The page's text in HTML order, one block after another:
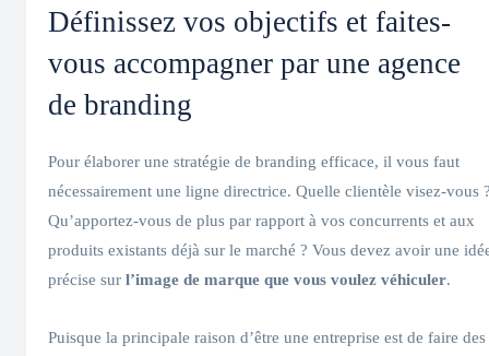
Définissez vos objectifs et faites-
vous accompagner par une agence
de branding
Pour élaborer une stratégie de branding efficace, il vous faut
nécessairement une ligne directrice. Quelle clientèle visez-vous
Qu’apportez-vous de plus par rapport à vos concurrents et aux
produits existants déjà sur le marché ? Vous devez avoir une
précise sur l’image de marque que vous voulez véhiculer.
Puisque la principale raison d’être une entreprise est de faire des